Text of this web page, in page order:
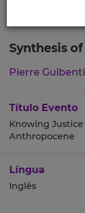
Synthesis
Pierre
Título Evento
Knowing
Anthropocene
Língua
Inglês